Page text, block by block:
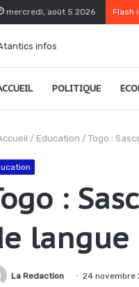
mercredi, août 5 2026 Flash
POLITIQUE
/ Education / Togo :
:
langue
La Redaction 24 novembre